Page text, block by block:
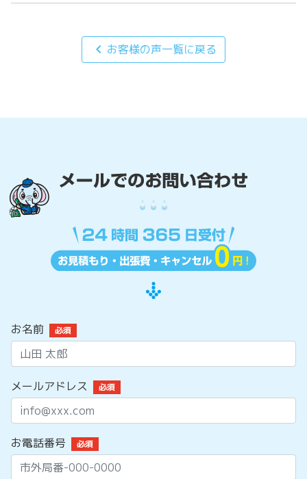
chevron_left お客様の声一覧に戻る
お名前 必須
メールアドレス 必須
お電話番号 必須